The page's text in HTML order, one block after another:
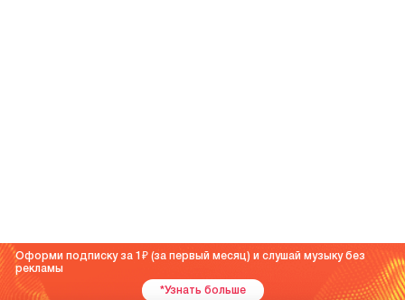
Оформи подписку за 1
(за первый месяц) и слушай музыку без
рекламы
*Узнать больше